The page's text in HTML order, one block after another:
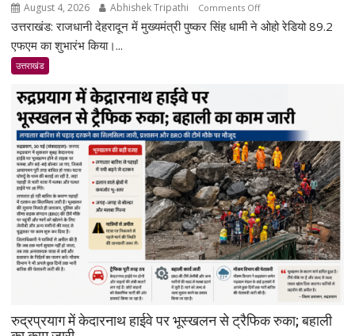
August 4, 2026 Abhishek Tripathi Comments Offon
देहरादून
एफएम
का
शुभारंभ,
सीएम
धामी
बोले-
जनजागरूकता
का
सशक्त
माध्यम
बनेगा
उत्तराखंड: राजधानी देहरादून में मुख्यमंत्री पुष्कर सिंह धामी ने ओहो रेडियो 89.2
एफएम का शुभारंभ किया।...
उत्तराखंड
रुद्रप्रयाग में केदारनाथ हाईवे पर भूस्खलन से ट्रैफिक रुका; बहाली